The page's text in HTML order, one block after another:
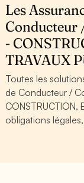
Les
Conducteur
-
TRAVAUX
Toutes les
de Conducteur /
CONSTRUCTION,
obligations